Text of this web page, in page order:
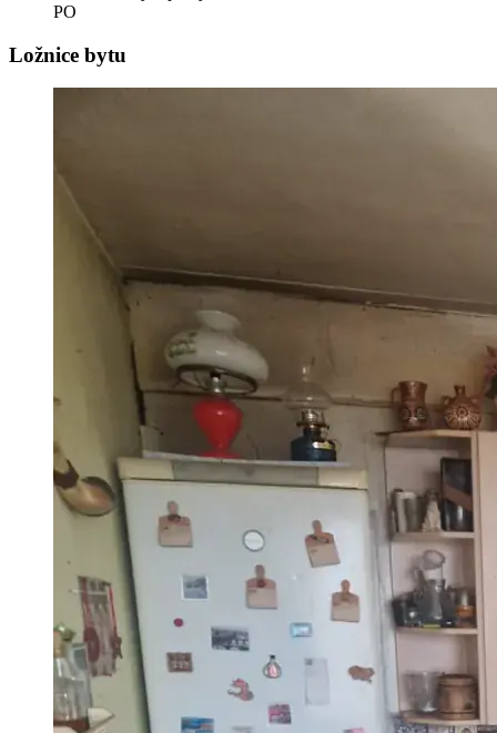
PO
Ložnice bytu